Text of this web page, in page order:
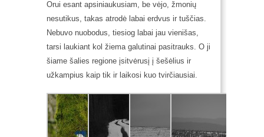
Orui esant apsiniaukusiam, be vėjo, žmonių
nesutikus, takas atrodė labai erdvus ir tuščias.
Nebuvo nuobodus, tiesiog labai jau vienišas,
tarsi laukiant kol žiema galutinai pasitrauks. O ji
šiame šalies regione įsitvėrusį į šešėlius ir
užkampius kaip tik ir laikosi kuo tvirčiausiai.